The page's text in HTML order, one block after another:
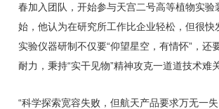
春加入团队，开始参与天宫二号高等植物实验
始，他认为在研究所工作比企业轻松，但很快
实验仪器研制不仅要“仰望星空，有情怀”，还
耐力，秉持“实干见物”精神攻克一道道技术难关
“科学探索宽容失败，但航天产品要求万无一